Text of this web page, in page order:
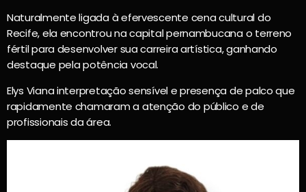
Naturalmente ligada à efervescente cena cultural do
Recife, ela encontrou na capital pernambucana o terreno
fértil para desenvolver sua carreira artística, ganhando
destaque pela potência vocal.
Elys Viana interpretação sensível e presença de palco que
rapidamente chamaram a atenção do público e de
profissionais da área.